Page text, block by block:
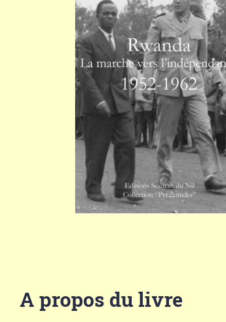
A propos du livre